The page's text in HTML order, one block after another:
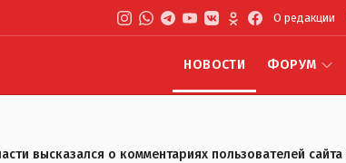
О редакции
НОВОСТИ ФОРУМ
высказался о комментариях пользователей